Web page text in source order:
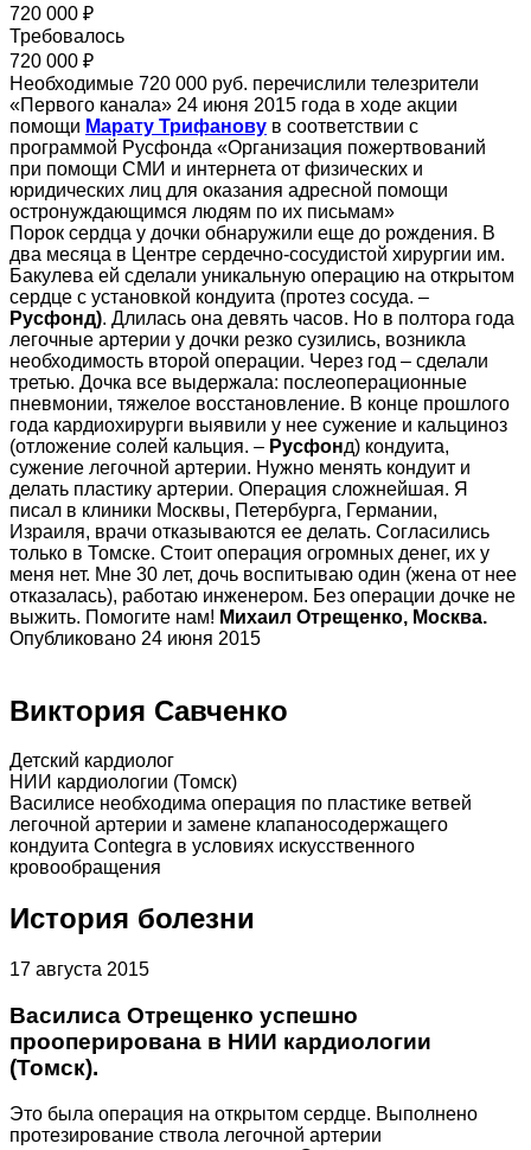
720 000 ₽
Требовалось
720 000 ₽
Необходимые 720 000 руб. перечислили телезрители
«Первого канала» 24 июня 2015 года в ходе акции
помощи Марату Трифанову в соответствии с
программой Русфонда «Организация пожертвований
при помощи СМИ и интернета от физических и
юридических лиц для оказания адресной помощи
остронуждающимся людям по их письмам»
Порок сердца у дочки обнаружили еще до рождения. В
два месяца в Центре сердечно-сосудистой хирургии им.
Бакулева ей сделали уникальную операцию на открытом
сердце с установкой кондуита (протез сосуда. –
Русфонд). Длилась она девять часов. Но в полтора года
легочные артерии у дочки резко сузились, возникла
необходимость второй операции. Через год – сделали
третью. Дочка все выдержала: послеоперационные
пневмонии, тяжелое восстановление. В конце прошлого
года кардиохирурги выявили у нее сужение и кальциноз
(отложение солей кальция. – Русфонд) кондуита,
сужение легочной артерии. Нужно менять кондуит и
делать пластику артерии. Операция сложнейшая. Я
писал в клиники Москвы, Петербурга, Германии,
Израиля, врачи отказываются ее делать. Согласились
только в Томске. Стоит операция огромных денег, их у
меня нет. Мне 30 лет, дочь воспитываю один (жена от нее
отказалась), работаю инженером. Без операции дочке не
выжить. Помогите нам! Михаил Отрещенко, Москва.
Опубликовано 24 июня 2015
Виктория Савченко
Детский кардиолог
НИИ кардиологии (Томск)
Василисе необходима операция по пластике ветвей
легочной артерии и замене клапаносодержащего
кондуита Contegra в условиях искусственного
кровообращения
История болезни
17 августа 2015
Василиса Отрещенко успешно
прооперирована в НИИ кардиологии
(Томск).
Это была операция на открытом сердце. Выполнено
протезирование ствола легочной артерии